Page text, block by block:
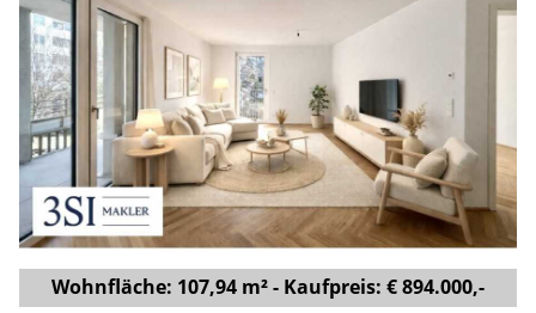
Wohnfläche: 107,94 m² - Kaufpreis: € 894.000,-